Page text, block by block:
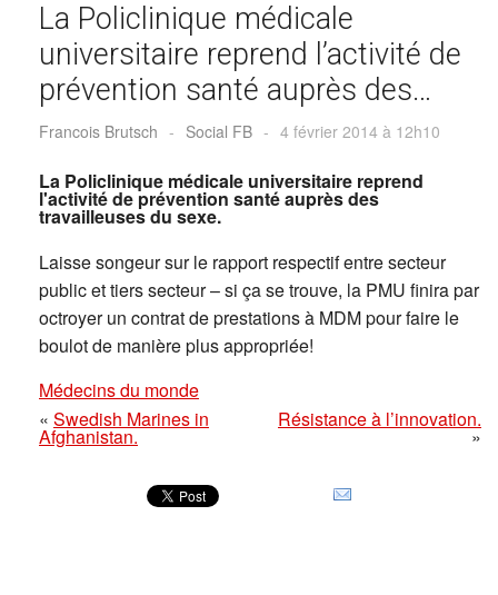
La Policlinique médicale
universitaire reprend l’activité de
prévention santé auprès des…
Francois Brutsch - Social FB - 4 février 2014 à 12h10
La Policlinique médicale universitaire reprend
l'activité de prévention santé auprès des
travailleuses du sexe.
Laisse songeur sur le rapport respectif entre secteur
public et tiers secteur – si ça se trouve, la PMU finira par
octroyer un contrat de prestations à MDM pour faire le
boulot de manière plus appropriée!
Médecins du monde
« Swedish Marines in
Afghanistan.
Résistance à l’innovation.
»